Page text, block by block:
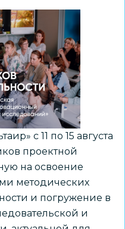
с 11 по 15 августа
проектной
на освоение
методических
и погружение в
и